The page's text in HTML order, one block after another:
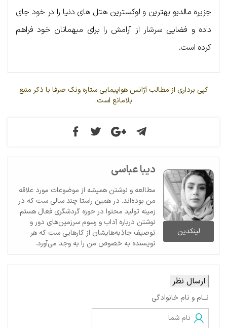
جزیره مالدیو بهترین و لوکسترین هتل های دنیا را در خود جای
داده و فضایی سرشار از آرامش را برای میهمانان خود فراهم
کرده است.
کپی برداری از مطالب آژانس هواپیمایی ستاره ونک صرفا با ذکر منبع
بلامانع است.
لینکدین
دیبا عباسی
مطالعه و نوشتن همیشه از موضوعات مورد علاقه
من بوده‌اند. در همین راستا چند سالی ست که در
زمینه تولید محتوا در حوزه گردشگری فعال هستم.
نوشتن درباره آداب و رسوم سرزمین‌های دور و
توصیف جاذبه‌هایشان از کارهایی ست که هر
نویسنده به خصوص من را به وجد می‌آورد.
ارسال نظر
نــام و نام خانوادگی